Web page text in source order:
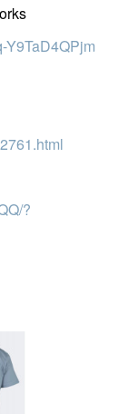
Y9TaD4QPjm
?